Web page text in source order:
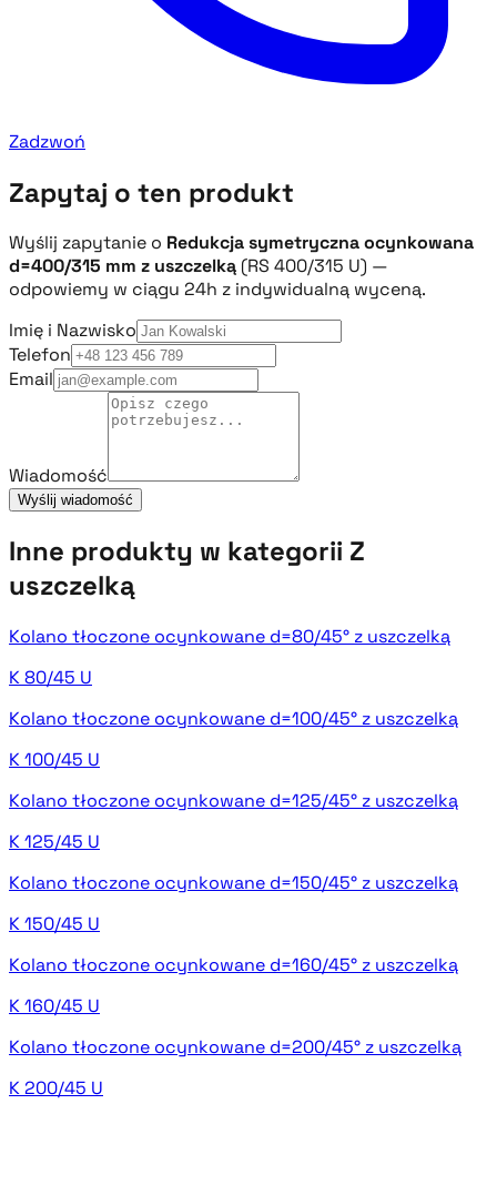
Zadzwoń
Zapytaj o ten produkt
Wyślij zapytanie o Redukcja symetryczna ocynkowana
d=400/315 mm z uszczelką (RS 400/315 U) —
odpowiemy w ciągu 24h z indywidualną wyceną.
Imię i Nazwisko
Telefon
Email
Wiadomość
Wyślij wiadomość
Inne produkty w kategorii Z
uszczelką
Kolano tłoczone ocynkowane d=80/45° z uszczelką
K 80/45 U
Kolano tłoczone ocynkowane d=100/45° z uszczelką
K 100/45 U
Kolano tłoczone ocynkowane d=125/45° z uszczelką
K 125/45 U
Kolano tłoczone ocynkowane d=150/45° z uszczelką
K 150/45 U
Kolano tłoczone ocynkowane d=160/45° z uszczelką
K 160/45 U
Kolano tłoczone ocynkowane d=200/45° z uszczelką
K 200/45 U